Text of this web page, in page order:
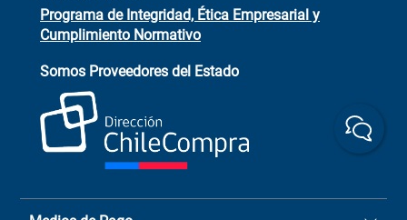
+(73) 256
ChileCompras
+56 9 9888 9549
Programa de Integridad, Ética Empresarial y
Cumplimiento Normativo
Somos Proveedores del Estado